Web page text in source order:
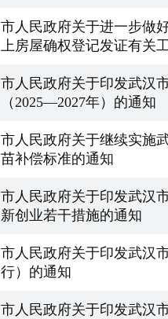
市人民政府关于进一步做
上房屋确权登记发证有关
市人民政府关于印发武汉
（2025—2027年）的通知
市人民政府关于继续实施
苗补偿标准的通知
市人民政府关于印发武汉
新创业若干措施的通知
市人民政府关于印发武汉
行）的通知
市人民政府关于印发武汉